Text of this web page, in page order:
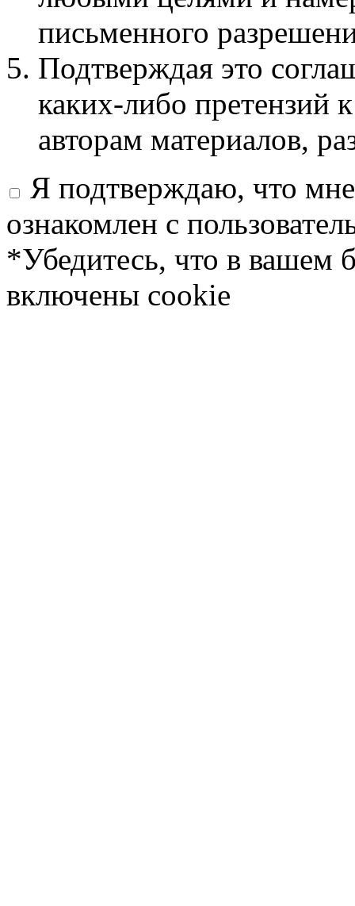
письменного
Подтверждая это
каких-либо претензий
авторам материалов,
Я подтверждаю, что
ознакомлен с
*Убедитесь, что в вашем
включены cookie